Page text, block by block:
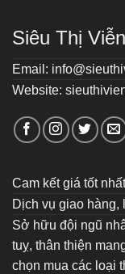
Siêu Thị
Email:
Website:
Cam kết giá tốt
Dịch vụ giao
Sở hữu đội ngũ
tuỵ, thân thiện
chọn mua các loại